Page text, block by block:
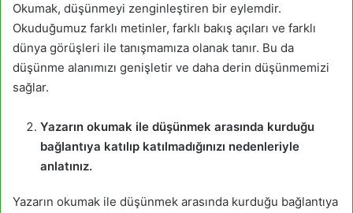
Okumak, düşünmeyi zenginleştiren bir eylemdir.
Okuduğumuz farklı metinler, farklı bakış açıları ve farklı
dünya görüşleri ile tanışmamıza olanak tanır. Bu da
düşünme alanımızı genişletir ve daha derin düşünmemizi
sağlar.
Yazarın okumak ile düşünmek arasında kurduğu
bağlantıya katılıp katılmadığınızı nedenleriyle
anlatınız.
Yazarın okumak ile düşünmek arasında kurduğu bağlantıya